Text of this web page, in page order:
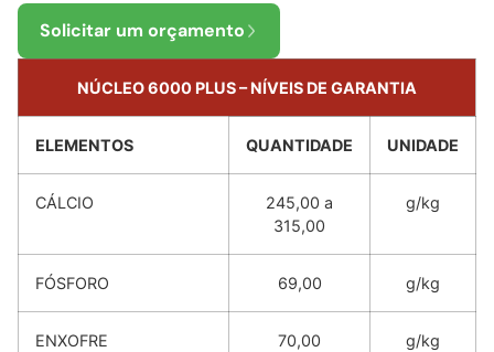
Solicitar um orçamento
NÚCLEO 6000 PLUS– NÍVEIS DE GARANTIA
ELEMENTOS QUANTIDADE UNIDADE
CÁLCIO
245,00 a
315,00
g/kg
FÓSFORO 69,00 g/kg
ENXOFRE 70,00 g/kg